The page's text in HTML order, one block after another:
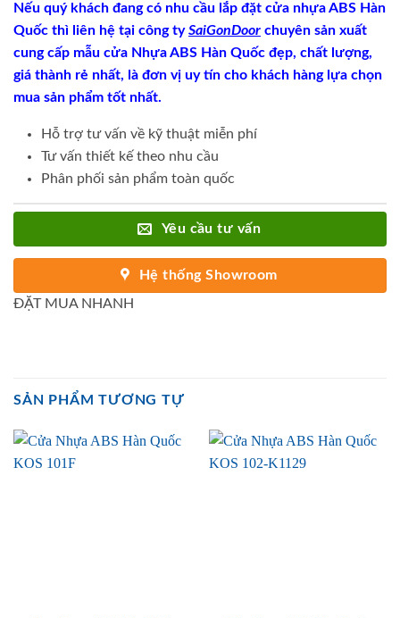
Nếu quý khách đang có nhu cầu lắp đặt cửa nhựa ABS Hàn
Quốc thì liên hệ tại công tySaiGonDoor chuyên sản xuất
cung cấp mẫu cửa Nhựa ABS Hàn Quốc đẹp, chất lượng,
giá thành rẻ nhất, là đơn vị uy tín cho khách hàng lựa chọn
mua sản phẩm tốt nhất.
Hỗ trợ tư vấn về kỹ thuật miễn phí
Tư vấn thiết kế theo nhu cầu
Phân phối sản phẩm toàn quốc
Yêu cầu tư vấn
Hệ thống Showroom
ĐẶT MUA NHANH
SẢN PHẨM TƯƠNG TỰ